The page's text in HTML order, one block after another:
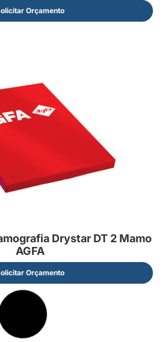
Orçamento
Drystar DT 2 Mamo
AGFA
Orçamento